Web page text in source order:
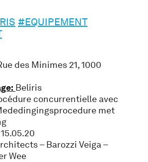
#EQUIPEMENT
des Minimes 21, 1000
Beliris
concurrentielle avec
met
15.05.20
– Barozzi Veiga –
Wee